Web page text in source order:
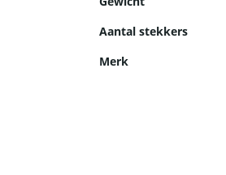
Aantal stekkers
Merk